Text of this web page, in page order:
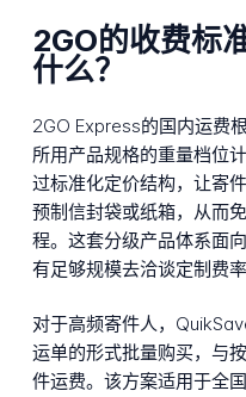
2GO的收费标
什么？
2GO Express的国内运费
所用产品规格的重量档位
过标准化定价结构，让寄
预制信封袋或纸箱，从而
程。这套分级产品体系面
有足够规模去洽谈定制费
对于高频寄件人，
运单的形式批量购买，与
件运费。该方案适用于全